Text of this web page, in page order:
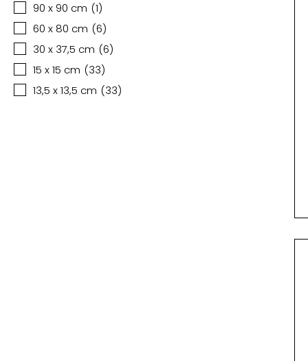
90 x 90 cm (1)
60 x 80 cm (6)
30 x 37,5 cm (6)
15 x 15 cm (33)
13,5 x 13,5 cm (33)